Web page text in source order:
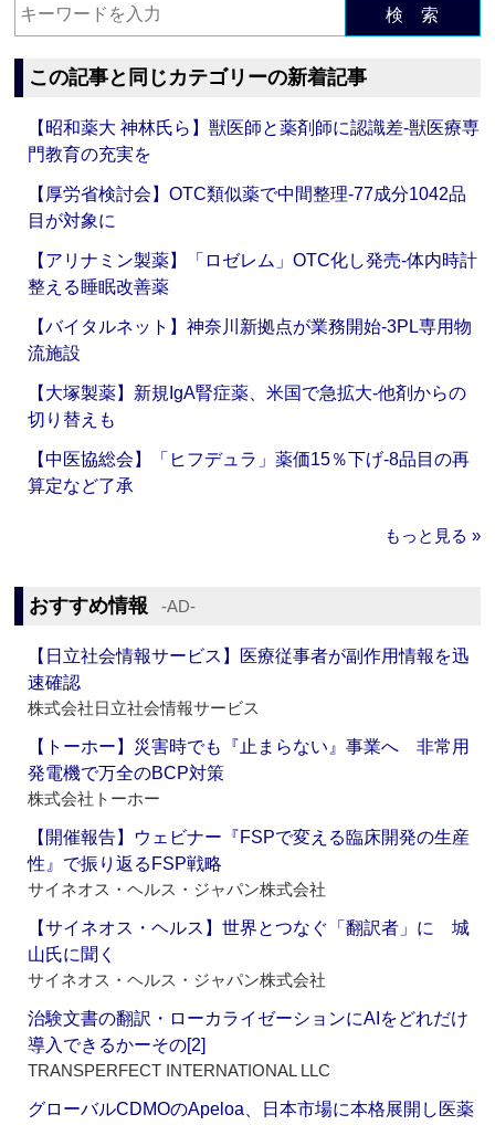
検 索
この記事と同じカテゴリーの新着記事
【昭和薬大 神林氏ら】獣医師と薬剤師に認識差‐獣医療専
門教育の充実を
【厚労省検討会】OTC類似薬で中間整理‐77成分1042品
目が対象に
【アリナミン製薬】「ロゼレム」OTC化し発売‐体内時計
整える睡眠改善薬
【バイタルネット】神奈川新拠点が業務開始‐3PL専用物
流施設
【大塚製薬】新規IgA腎症薬、米国で急拡大‐他剤からの
切り替えも
【中医協総会】「ヒフデュラ」薬価15％下げ‐8品目の再
算定など了承
もっと見る »
おすすめ情報 ‐AD‐
【日立社会情報サービス】医療従事者が副作用情報を迅
速確認
株式会社日立社会情報サービス
【トーホー】災害時でも『止まらない』事業へ 非常用
発電機で万全のBCP対策
株式会社トーホー
【開催報告】ウェビナー『FSPで変える臨床開発の生産
性』で振り返るFSP戦略
サイネオス・ヘルス・ジャパン株式会社
【サイネオス・ヘルス】世界とつなぐ「翻訳者」に 城
山氏に聞く
サイネオス・ヘルス・ジャパン株式会社
治験文書の翻訳・ローカライゼーションにAIをどれだけ
導入できるかーその[2]
TRANSPERFECT INTERNATIONAL LLC
グローバルCDMOのApeloa、日本市場に本格展開し医薬